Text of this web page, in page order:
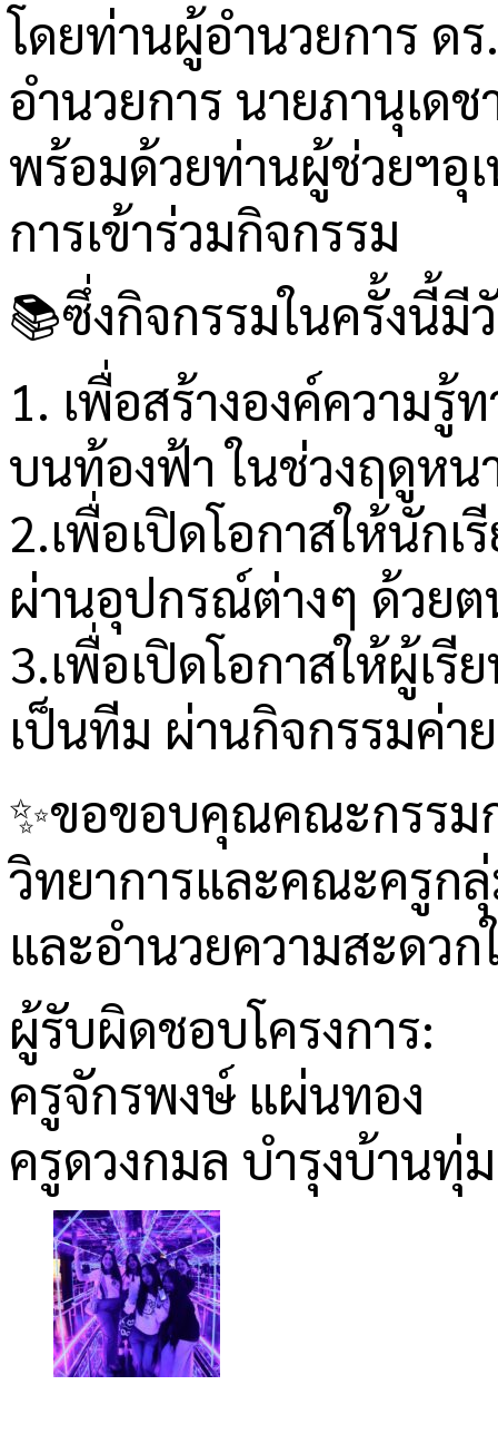
โดยท่านผู้อำนวยการ ด
อำนวยการ นายภานุเด
พร้อมด้วยท่านผู้ช่วยฯอุ
การเข้าร่วมกิจกรรม
📚ซึ่งกิจกรรมในครั้งนี้มี
1. เพื่อสร้างองค์ความรู้
บนท้องฟ้า ในช่วงฤดูหน
2.เพื่อเปิดโอกาสให้นัก
ผ่านอุปกรณ์ต่างๆ ด้วยต
3.เพื่อเปิดโอกาสให้ผู้เ
เป็นทีม ผ่านกิจกรรมค่า
✨ขอขอบคุณคณะกรรม
วิทยาการและคณะครูก
และอำนวยความสะดว
ผู้รับผิดชอบโครงการ:
ครูจักรพงษ์ แผ่นทอง
ครูดวงกมล บำรุงบ้านทุ่ม